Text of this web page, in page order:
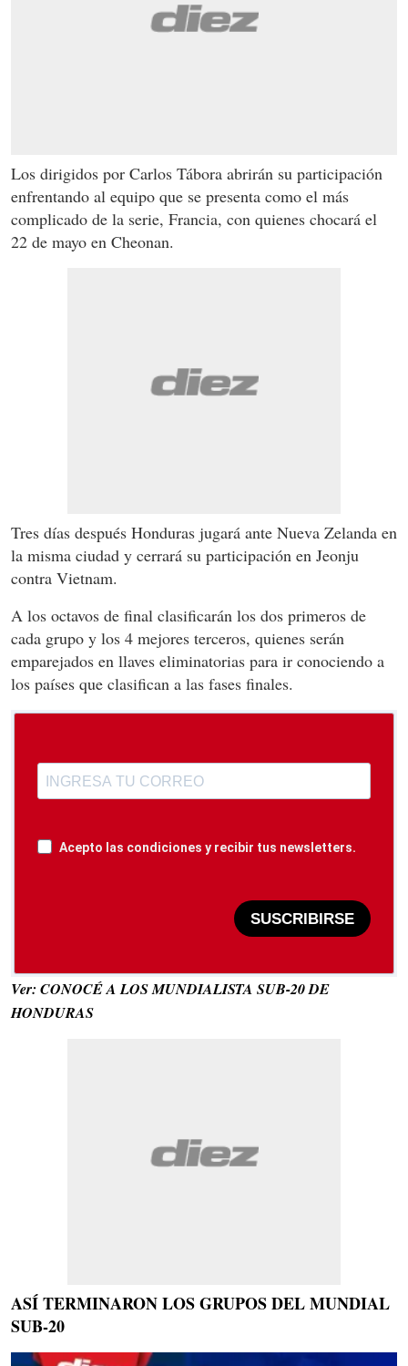
Los dirigidos por Carlos Tábora abrirán su participación
enfrentando al equipo que se presenta como el más
complicado de la serie, Francia, con quienes chocará el
22 de mayo en Cheonan.
Tres días después Honduras jugará ante Nueva Zelanda en
la misma ciudad y cerrará su participación en Jeonju
contra Vietnam.
A los octavos de final clasificarán los dos primeros de
cada grupo y los 4 mejores terceros, quienes serán
emparejados en llaves eliminatorias para ir conociendo a
los países que clasifican a las fases finales.
Acepto las condiciones y recibir tus newsletters.
SUSCRIBIRSE
Ver: CONOCÉ A LOS MUNDIALISTA SUB-20 DE
HONDURAS
ASÍ TERMINARON LOS GRUPOS DEL MUNDIAL
SUB-20